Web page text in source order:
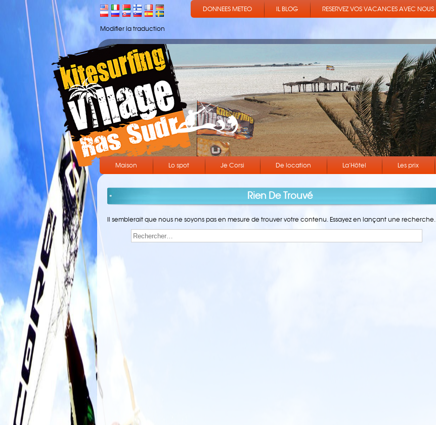
Modifier la traduction
DONNEES METEO IL BLOG RESERVEZ VOS VACANCES AVEC NOUS
Maison Lo spot Je Corsi De location La’Hôtel Les prix
Rien De Trouvé
Il semblerait que nous ne soyons pas en mesure de trouver votre contenu. Essayez en lançant une recherche.